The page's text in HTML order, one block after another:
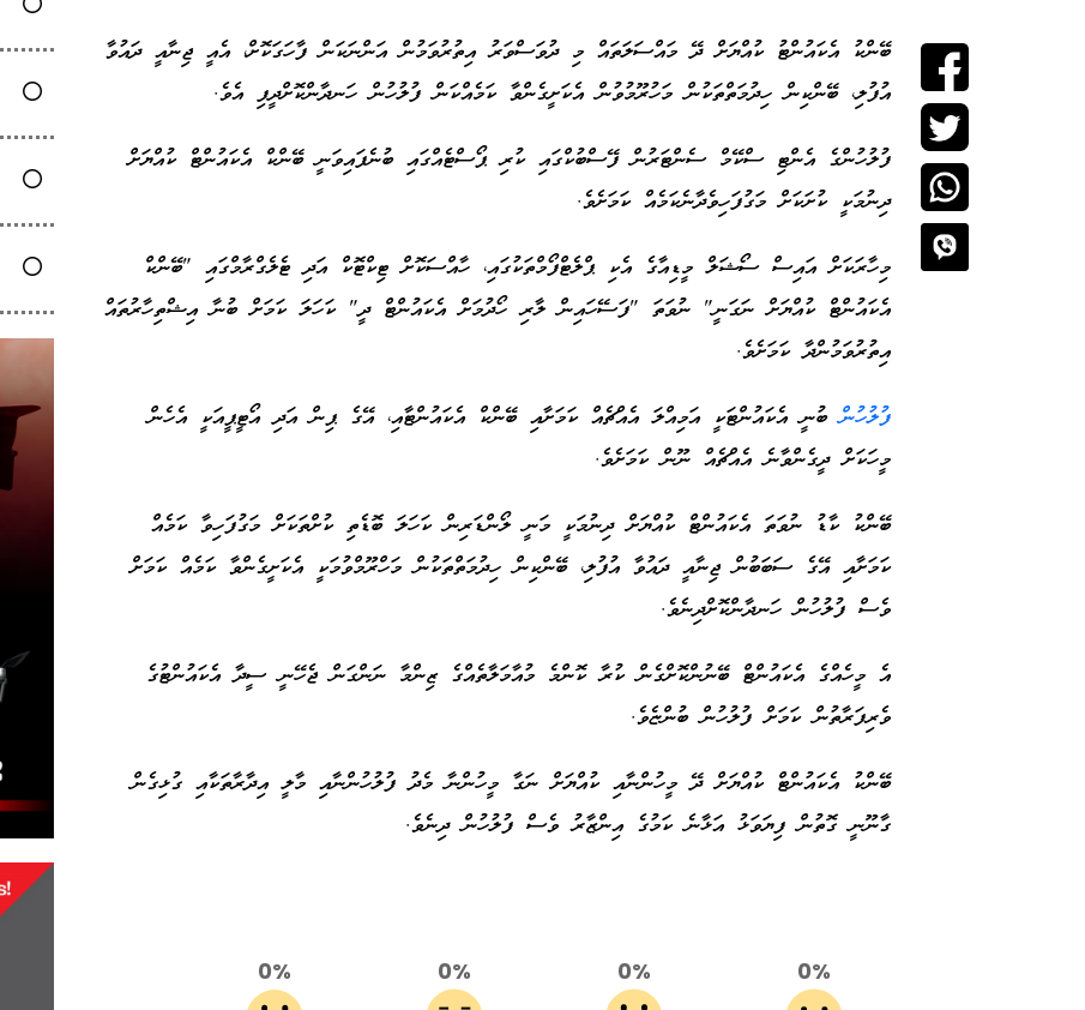
ބޭންކު އެކައުންޓު ކުއްޔަށް ދޭ މައްސަލަތައް މި ދުވަސްވަރު އިތުރުވަމުން އަންނަކަން ފާހަގަކޮށް، އެއީ ޖިނާއީ ދައުވާ
އުފުލި، ބޭންކިން ހިދުމަތްތަކުން މަހުރޫމުވުން އެކަށީގެންވާ ކަމެއްކަން ފުލުހުން ހަނދާންކޮށްދީފި އެވެ.
ފުލުހުންގެ އެންޓި ސްކޭމް ސެންޓަރުން ފޭސްބުކްގައި ކުރި ޕޯސްޓެއްގައި ބުނެފައިވަނީ ބޭންކް އެކައުންޓް ކުއްޔަށް
ދިނުމަކީ ކުށަކަށް މަގުފަހިވެދާނެކަމެއް ކަމަށެވެ.
މިހާރަކަށް އައިސް ސޯޝަލް މީޑިއާގެ އެކި ޕްލެޓްފޯމްތަކުގައި، ހާއްސަކޮށް ޓިކްޓޮކް އަދި ޓެލެގްރާމްގައި "ބޭންކް
އެކައުންޓް ކުއްޔަށް ނަގަނީ" ނުވަތަ "ފަސޭހައިން ލާރި ހޯދުމަށް އެކައުންޓް ދީ" ކަހަލަ ކަމަށް ބުނާ އިޝްތިހާރުތައް
އިތުރުވަމުންދާ ކަމަށެވެ.
ފުލުހުންބުނީ އެކައުންޓަކީ އަމިއްލަ އެއްޗެއް ކަމަށާއި ބޭންކް އެކައުންޓާއި، އޭގެ ޕިން އަދި އޯޓީޕީއަކީ އެހެން
މީހަކަށް ދީގެންވާނެ އެއްޗެއް ނޫން ކަމަށެވެ.
ބޭންކު ކާޑު ނުވަތަ އެކައުންޓް ކުއްޔަށް ދިނުމަކީ މަނީ ލޯންޑަރިން ކަހަލަ ބޮޑެތި ކުށްތަކަށް މަގުފަހިވާ ކަމެއް
ކަމަށާއި އޭގެ ސަބަބުން ޖިނާއީ ދައުވާ އުފުލި، ބޭންކިން ހިދުމަތްތަކުން މަހްރޫމްވުމަކީ އެކަށީގެންވާ ކަމެއް ކަމަށް
ވެސް ފުލުހުން ހަނދާންކޮށްދިނެވެ.
އެ މީހެއްގެ އެކައުންޓް ބޭނުންކޮށްގެން ކުރާ ކޮންމެ މުއާމަލާތެއްގެ ޒިންމާ ނަންގަން ޖެހޭނީ ސީދާ އެކައުންޓުގެ
ވެރިފަރާތުން ކަމަށް ފުލުހުން ބުންޏެވެ.
ބޭންކު އެކައުންޓް ކުއްޔަށް ދޭ މީހުންނާއި ކުއްޔަށް ނަގާ މީހުންނާ މެދު ފުލުހުންނާއި މާލީ އިދާރާތަކާއި ގުޅިގެން
ގާނޫނީ ގޮތުން ފިޔަވަޅު އަޅާނެ ކަމުގެ އިންޒާރު ވެސް ފުލުހުން ދިނެވެ.
0%
0%
0%
0%